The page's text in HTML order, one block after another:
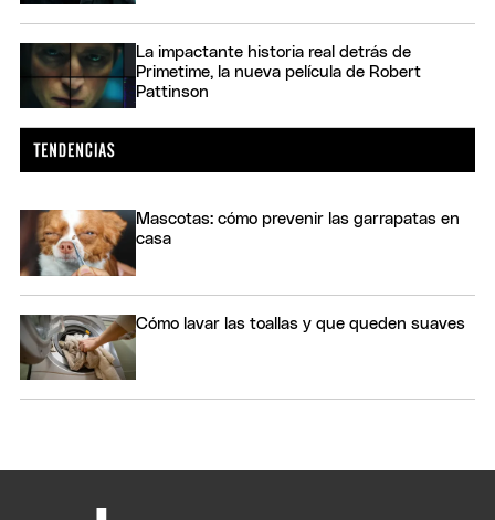
La impactante historia real detrás de
Primetime, la nueva película de Robert
Pattinson
Mascotas: cómo prevenir las garrapatas en
casa
Cómo lavar las toallas y que queden suaves